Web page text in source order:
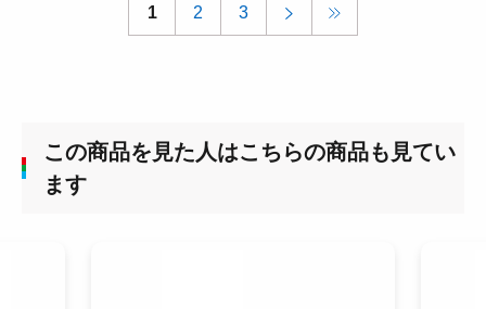
1 2 3
この商品を見た人はこちらの商品も見てい
ます